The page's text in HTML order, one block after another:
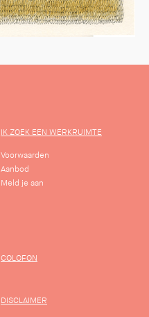
IK ZOEK EEN WERKRUIMTE
Voorwaarden
Aanbod
Meld je aan
COLOFON
DISCLAIMER